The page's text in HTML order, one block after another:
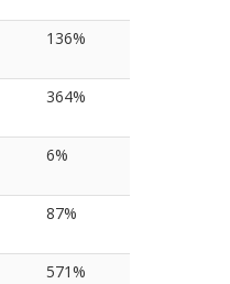
136%
364%
6%
87%
571%